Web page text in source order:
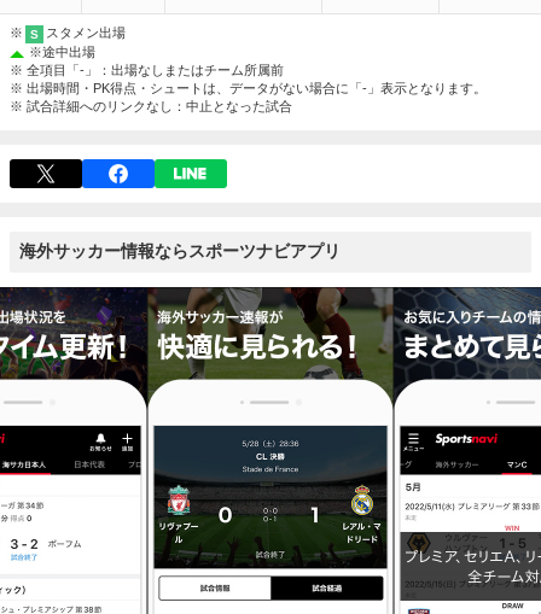
※ S
スタメン出場
※途中出場
※ 全項目「-」：出場なしまたはチーム所属前
※ 出場時間・PK得点・シュートは、データがない場合に「-」表示となります。
※ 試合詳細へのリンクなし：中止となった試合
海外サッカー情報ならスポーツナビアプリ